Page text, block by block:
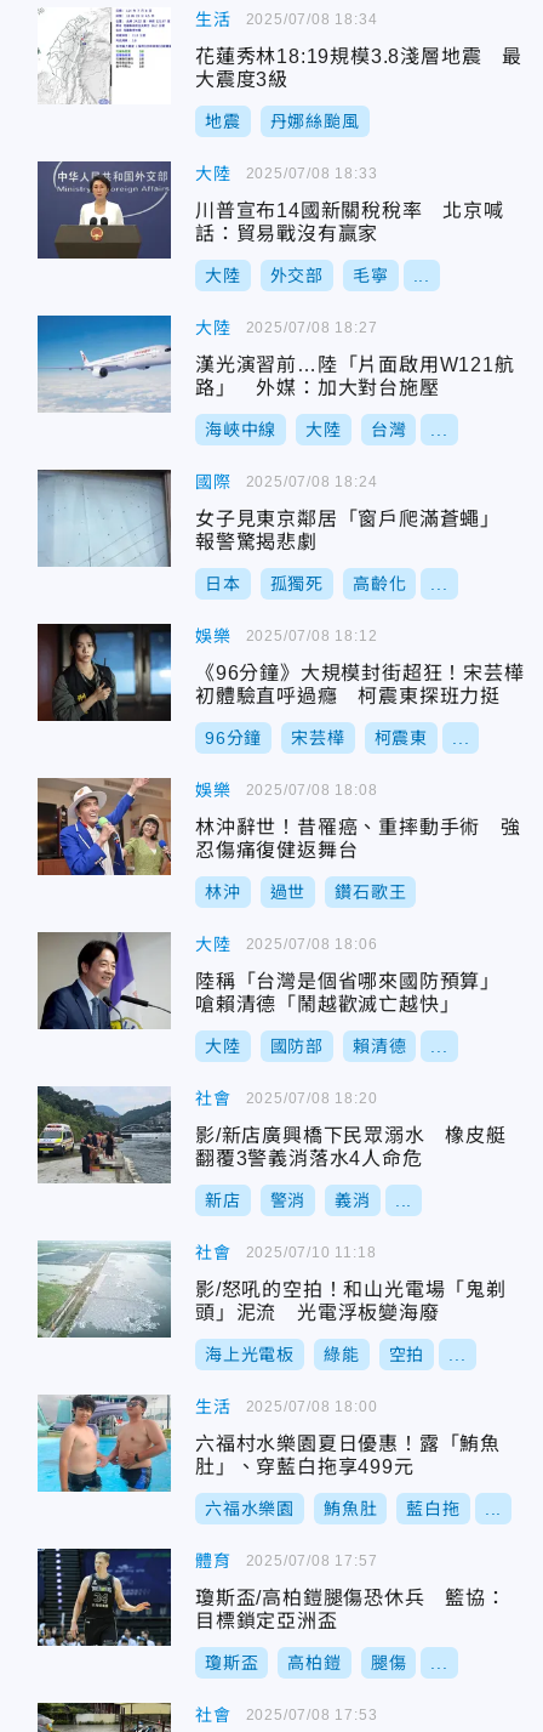
生活
花蓮秀林18:19規模3.8淺層地震 最
大震度3級
地震 丹娜絲颱風
2025/07/08 18:34
大陸
川普宣布14國新關稅稅率 北京喊
話：貿易戰沒有贏家
大陸 外交部 毛寧
2025/07/08 18:33
大陸
漢光演習前…陸「片面啟用W121航
路」 外媒：加大對台施壓
海峽中線 大陸 台灣
2025/07/08 18:27
國際
女子見東京鄰居「窗戶爬滿蒼蠅」
報警驚揭悲劇
日本 孤獨死 高齡化
2025/07/08 18:24
娛樂
《96分鐘》大規模封街超狂！宋芸樺
初體驗直呼過癮 柯震東探班力挺
96分鐘 宋芸樺 柯震東
2025/07/08 18:12
娛樂
林沖辭世！昔罹癌、重摔動手術 強
忍傷痛復健返舞台
林沖 過世 鑽石歌王
2025/07/08 18:08
大陸
陸稱「台灣是個省哪來國防預算」
嗆賴清德「鬧越歡滅亡越快」
大陸 國防部 賴清德
2025/07/08 18:06
社會
影/新店廣興橋下民眾溺水 橡皮艇
翻覆3警義消落水4人命危
新店 警消 義消
2025/07/08 18:20
社會
影/怒吼的空拍！和山光電場「鬼剃
頭」泥流 光電浮板變海廢
海上光電板 綠能 空拍
2025/07/10 11:18
生活
六福村水樂園夏日優惠！露「鮪魚
肚」、穿藍白拖享499元
六福水樂園 鮪魚肚 藍白拖
2025/07/08 18:00
體育
瓊斯盃/高柏鎧腿傷恐休兵 籃協：
目標鎖定亞洲盃
瓊斯盃 高柏鎧 腿傷
2025/07/08 17:57
社會 2025/07/08 17:53